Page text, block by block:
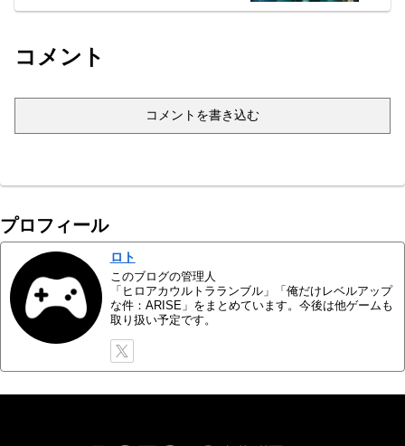
コメント
コメントを書き込む
プロフィール
ロト
このブログの管理人
「ヒロアカウルトラランブル」「俺だけレベルアップ
な件：ARISE」をまとめています。今後は他ゲームも
取り扱い予定です。